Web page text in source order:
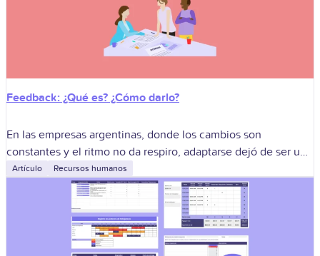
Feedback: ¿Qué es? ¿Cómo darlo?
En las empresas argentinas, donde los cambios son
constantes y el ritmo no da respiro, adaptarse dejó de ser un
plus: es una necesidad. En ese contexto, tanto las
organizaciones
Artículo Recursos humanos